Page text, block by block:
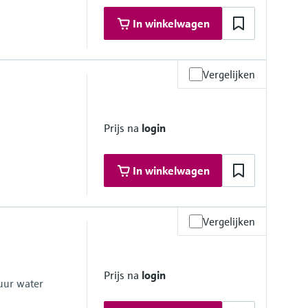
In winkelwagen
Vergelijken
Prijs na login
In winkelwagen
60 minutes)
Vergelijken
water
Prijs na login